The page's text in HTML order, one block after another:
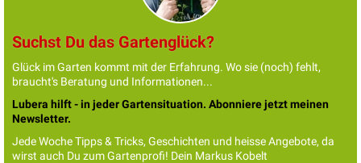
Suchst Du das Gartenglück?
Glück im Garten kommt mit der Erfahrung. Wo sie (noch) fehlt,
braucht's Beratung und Informationen...
Lubera hilft - in jeder Gartensituation. Abonniere jetzt meinen
Newsletter.
Jede Woche Tipps & Tricks, Geschichten und heisse Angebote, da
wirst auch Du zum Gartenprofi! Dein Markus Kobelt